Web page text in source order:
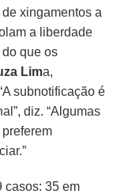
xingamentos a
a liberdade
que os
Lima,
subnotificação é
diz. “Algumas
casos: 35 em